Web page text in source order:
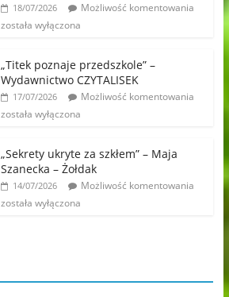
18/07/2026
Możliwość komentowania
została wyłączona
„Titek poznaje przedszkole” –
Wydawnictwo CZYTALISEK
17/07/2026
Możliwość komentowania
została wyłączona
„Sekrety ukryte za szkłem” – Maja
Szanecka – Żołdak
14/07/2026
Możliwość komentowania
została wyłączona